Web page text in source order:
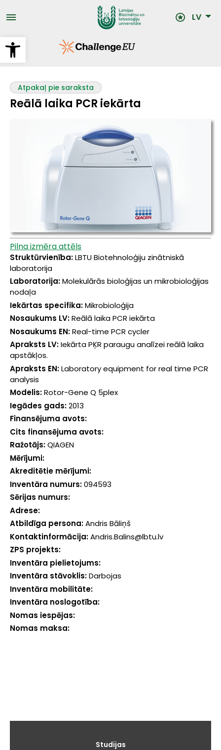
Open toolbar
uz
galveno LV
Atpakaļ pie saraksta
Reālā laika PCR iekārta
Pilna izmēra attēls
Struktūrvienība:LBTU Biotehnoloģiju zinātniskā
laboratorija
Laboratorija:Molekulārās bioloģijas un mikrobioloģijas
nodaļa
Iekārtas specifika:Mikrobioloģija
Nosaukums LV:Reālā laika PCR iekārta
Nosaukums EN:Real-time PCR cycler
Apraksts LV:Iekārta PĶR paraugu analīzei reālā laika
apstākļos.
Apraksts EN:Laboratory equipment for real time PCR
analysis
Modelis:Rotor-Gene Q 5plex
Iegādes gads:2013
Finansējuma avots:
Cits finansējuma avots:
Ražotājs:QIAGEN
Mērījumi:
Akreditētie mērījumi:
Inventāra numurs:094593
Sērijas numurs:
Adrese:
Atbildīga persona:Andris Bāliņš
Kontaktinformācija:Andris.Balins@lbtu.lv
ZPS projekts:
Inventāra pielietojums:
Inventāra stāvoklis:Darbojas
Inventāra mobilitāte:
Inventāra noslogotība:
Nomas iespējas:
Nomas maksa:
Studijas